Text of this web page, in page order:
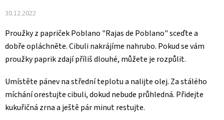
30.12.2022
Proužky z papriček Poblano "Rajas de Poblano" sceďte a
dobře opláchněte.Cibuli nakrájíme nahrubo. Pokud se vám
proužky paprik zdají příliš dlouhé, můžete je rozpůlit.
Umístěte pánev na střední teplotu a nalijte olej. Za stálého
míchání orestujte cibuli, dokud nebude průhledná. Přidejte
kukuřičná zrna a ještě pár minut restujte.